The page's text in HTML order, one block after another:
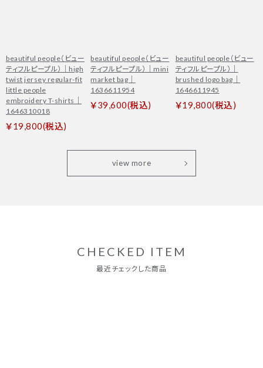
beautiful people（ビュー
ティフルピープル）｜high
twist jersey regular-fit
little people
embroidery T-shirts｜
1646310018
￥19,800(税込)
beautiful people（ビュー
ティフルピープル）｜mini
market bag｜
1636611954
￥39,600(税込)
beautiful people（ビュー
ティフルピープル）｜
brushed logo bag｜
1646611945
￥19,800(税込)
view more
CHECKED ITEM